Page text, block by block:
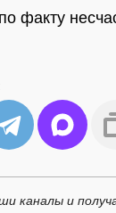
факту
каналы и